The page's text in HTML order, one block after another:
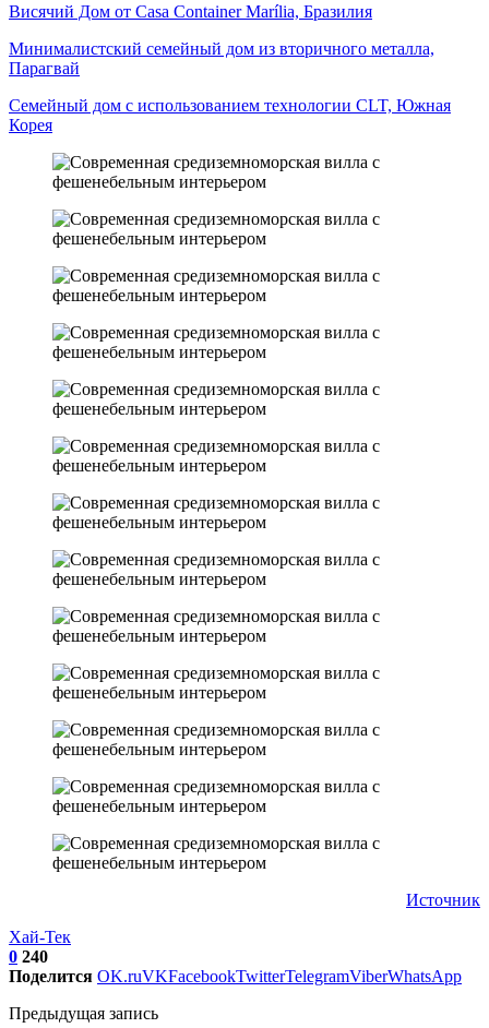
Висячий Дом от Casa Container Marília, Бразилия
Минималистский семейный дом из вторичного металла,
Парагвай
Семейный дом с использованием технологии CLT, Южная
Корея
Источник
Хай-Тек
0 240
Поделится OK.ruVKFacebookTwitterTelegramViberWhatsApp
Предыдущая запись